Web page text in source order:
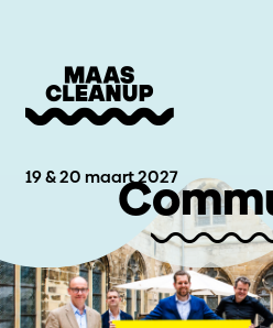
19 & 20 maart 2027